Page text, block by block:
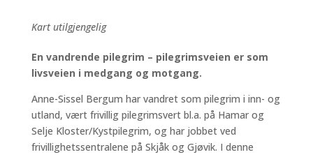
Kart utilgjengelig
En vandrende pilegrim – pilegrimsveien er som
livsveien i medgang og motgang.
Anne-Sissel Bergum har vandret som pilegrim i inn- og
utland, vært frivillig pilegrimsvert bl.a. på Hamar og
Selje Kloster/Kystpilegrim, og har jobbet ved
frivillighetssentralene på Skjåk og Gjøvik. I denne